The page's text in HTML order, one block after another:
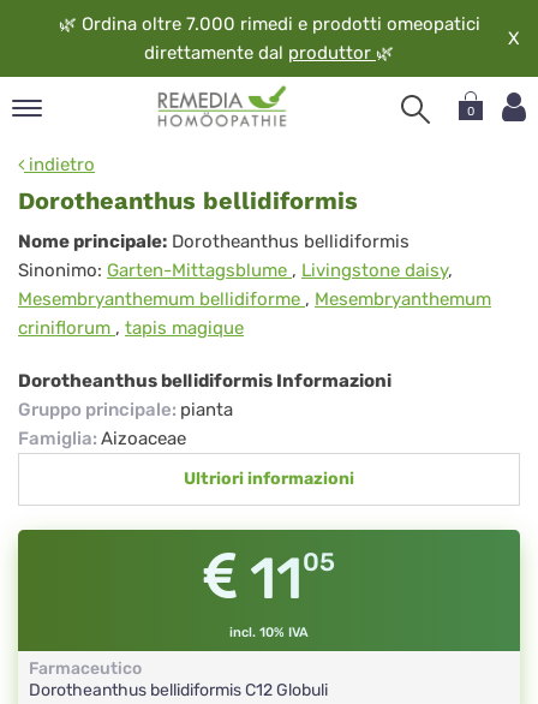
🌿 Ordina oltre 7.000 rimedi e prodotti omeopatici
direttamente dal produttor 🌿
X
0
indietro
Dorotheanthus bellidiformis
Dorotheanthus
bellidiformis
Nome principale: Dorotheanthus bellidiformis
Sinonimo: Garten-Mittagsblume , Livingstone daisy,
Mesembryanthemum bellidiforme , Mesembryanthemum
criniflorum , tapis magique
Dorotheanthus bellidiformis Informazioni
Gruppo principale: pianta
Famiglia: Aizoaceae
Ultriori informazioni
1105
incl. 10% IVA
Farmaceutico
Dorotheanthus bellidiformisC12Globuli